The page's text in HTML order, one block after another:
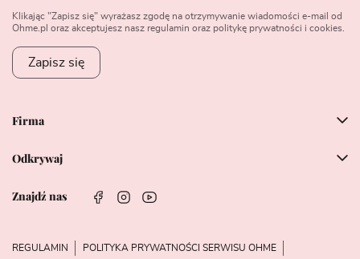
Firma
Odkrywaj
Znajdź nas
Klikając "Zapisz się" wyrażasz zgodę na otrzymywanie wiadomości e-mail od
Ohme.pl oraz akceptujesz nasz regulamin oraz politykę prywatności i cookies.
Zapisz się
REGULAMIN POLITYKA PRYWATNOŚCI SERWISU OHME